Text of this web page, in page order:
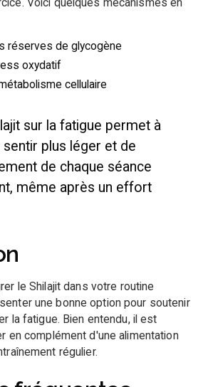
réserves de glycogène
oxydatif
cellulaire
sur la fatigue permet à
sentir plus léger et de
de chaque séance
même après un effort
le Shilajit dans votre routine
une bonne option pour soutenir
la fatigue. Bien entendu, il est
en complément d'une alimentation
régulier.